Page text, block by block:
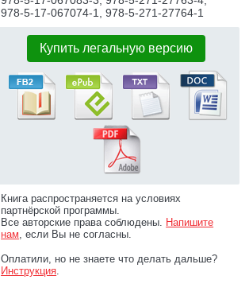
978-5-17-067074-1, 978-5-271-27764-1
Купить легальную версию
Книга распространяется на условиях
партнёрской программы.
Все авторские права соблюдены. Напишите
нам, если Вы не согласны.
Оплатили, но не знаете что делать дальше?
Инструкция.